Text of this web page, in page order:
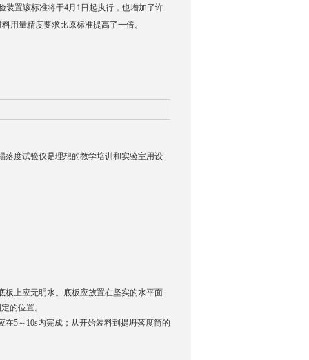
装置该标准将于4月1日起执行，也增加了许
用量精度要求比原标准提高了一倍。
落度试验仪是理想的教学培训和实验室用设
板上应无明水。底板应放置在坚实的水平面
的位置。
5～10s内完成；从开始装料到提坍落度筒的